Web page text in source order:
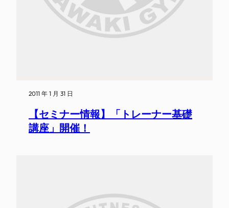
2011 年 1 月 31 日
【セミナー情報】「トレーナー基礎
講座」開催！